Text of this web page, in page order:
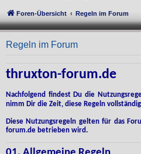
Foren-Übersicht Regeln im Forum
Regeln im Forum
thruxton-forum.de
Nachfolgend findest Du die
nimm Dir die Zeit, diese Regeln
Diese Nutzungsregeln gelten für das
forum.de betrieben wird.